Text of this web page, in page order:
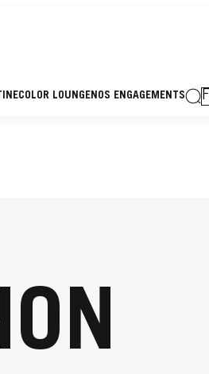
COLOR LOUNGENOS ENGAGEMENTS